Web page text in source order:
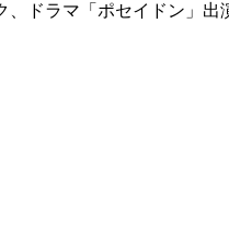
、ドラマ「ポセイドン」出